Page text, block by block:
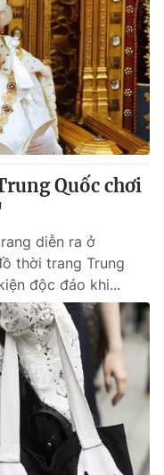
Quốc chơi
diễn ra ở
thời trang Trung
độc đáo khi...